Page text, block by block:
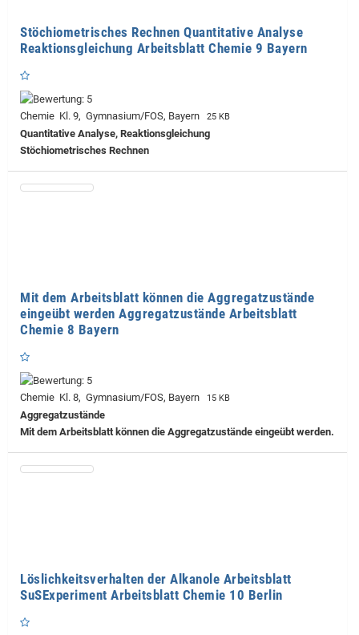
Stöchiometrisches Rechnen Quantitative Analyse
Reaktionsgleichung Arbeitsblatt Chemie 9 Bayern
Chemie Kl. 9, Gymnasium/FOS, Bayern 25 KB
Quantitative Analyse, Reaktionsgleichung
Stöchiometrisches Rechnen
Mit dem Arbeitsblatt können die Aggregatzustände
eingeübt werden Aggregatzustände Arbeitsblatt
Chemie 8 Bayern
Chemie Kl. 8, Gymnasium/FOS, Bayern 15 KB
Aggregatzustände
Mit dem Arbeitsblatt können die Aggregatzustände eingeübt werden.
Löslichkeitsverhalten der Alkanole Arbeitsblatt
SuSExperiment Arbeitsblatt Chemie 10 Berlin